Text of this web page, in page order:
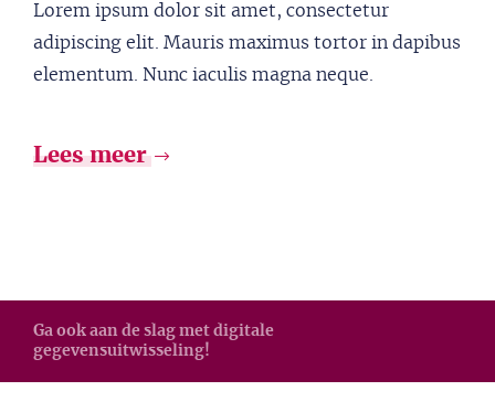
Lorem ipsum dolor sit amet, consectetur
adipiscing elit. Mauris maximus tortor in dapibus
elementum. Nunc iaculis magna neque.
Lees meer
Ga ook aan de slag met digitale
gegevensuitwisseling!